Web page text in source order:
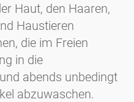
Haut, den Haaren,
Haustieren
die im Freien
in die
abends unbedingt
abzuwaschen.